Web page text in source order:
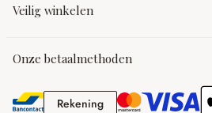
Veilig winkelen
Onze betaalmethoden
RekeningRekening